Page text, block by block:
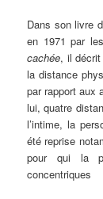
Dans son livre
en 1971 par
cachée, il décrit
la distance
par rapport aux
lui, quatre
l’intime, la
été reprise
pour qui la
concentriques